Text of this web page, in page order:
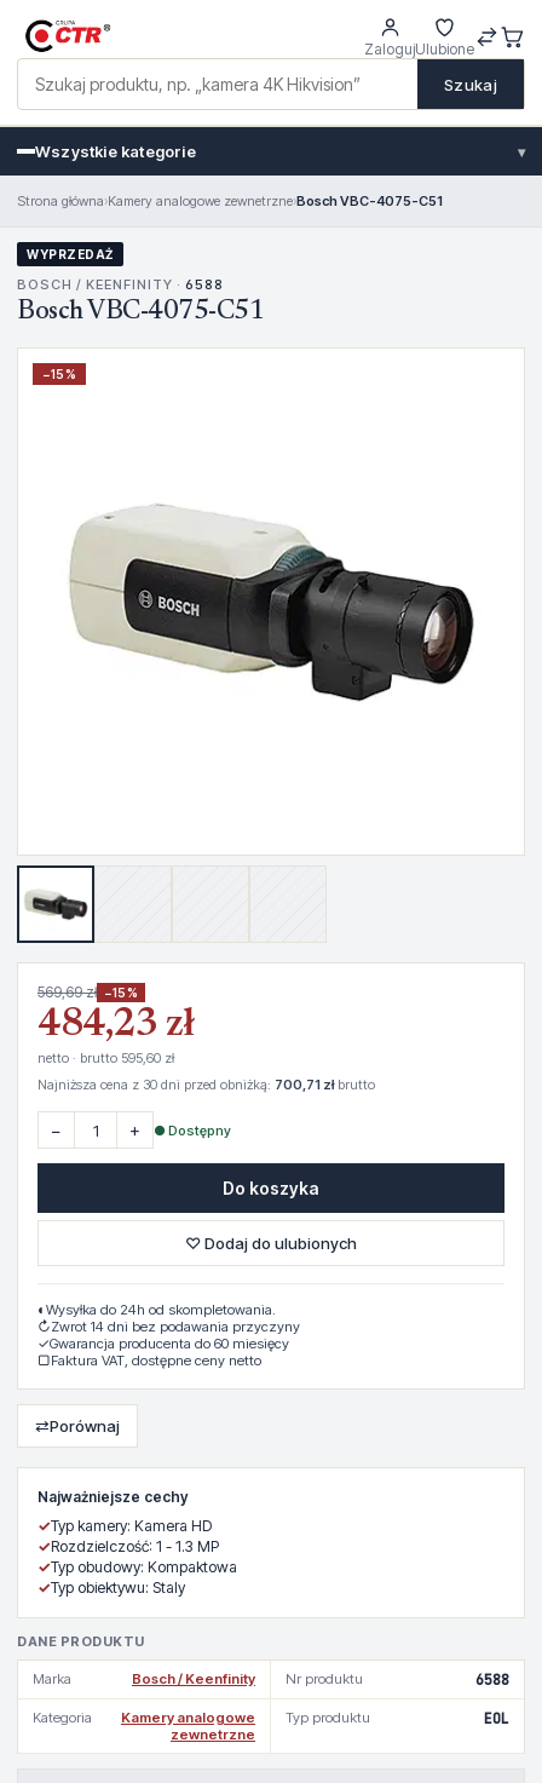
Szukaj
ZalogujUlubione
Wszystkie kategorie ▾
Strona główna›Kamery analogowe zewnetrzne›Bosch VBC-4075-C51
WYPRZEDAŻ
BOSCH / KEENFINITY · 6588
Bosch VBC-4075-C51
−15%
Najważniejsze cechy
✓Typ kamery: Kamera HD
✓Rozdzielczość: 1 - 1.3 MP
✓Typ obudowy: Kompaktowa
✓Typ obiektywu: Staly
DANE PRODUKTU
Marka Bosch / Keenfinity Nr produktu 6588
Kategoria
Kamery analogowe
zewnetrzne
Typ produktu EOL
569,69 zł −15%
484,23 zł
netto · brutto 595,60 zł
Najniższa cena z 30 dni przed obniżką: 700,71 złbrutto
− + ● Dostępny
Do koszyka
♡ Dodaj do ulubionych
◐ Wysyłka do 24h od skompletowania.
↻Zwrot 14 dni bez podawania przyczyny
✓Gwarancja producenta do 60 miesięcy
▢Faktura VAT, dostępne ceny netto
⇄Porównaj